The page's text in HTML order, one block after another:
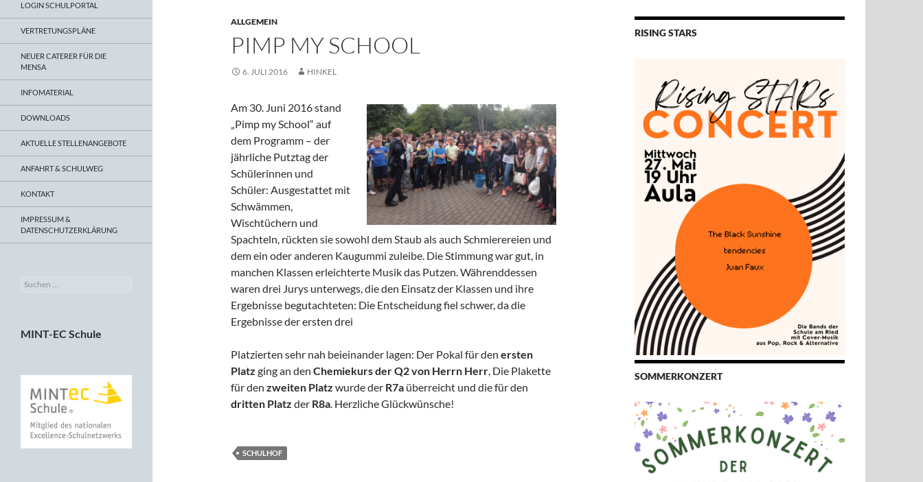
ALLGEMEIN
PIMP MY SCHOOL
6. JULI 2016 HINKEL
Am 30. Juni 2016 stand
„Pimp my School“ auf
dem Programm – der
jährliche Putztag der
Schülerinnen und
Schüler: Ausgestattet mit
Schwämmen,
Wischtüchern und
Spachteln, rückten sie sowohl dem Staub als auch Schmierereien und
dem ein oder anderen Kaugummi zuleibe. Die Stimmung war gut, in
manchen Klassen erleichterte Musik das Putzen. Währenddessen
waren drei Jurys unterwegs, die den Einsatz der Klassen und ihre
Ergebnisse begutachteten: Die Entscheidung fiel schwer, da die
Ergebnisse der ersten drei
Platzierten sehr nah beieinander lagen: Der Pokal für den ersten
Platz ging an den Chemiekurs der Q2 von Herrn Herr, Die Plakette
für den zweiten Platz wurde der R7a überreicht und die für den
dritten Platz der R8a. Herzliche Glückwünsche!
SCHULHOF
RISING STARS
SOMMERKONZERT
LOGIN SCHULPORTAL
VERTRETUNGSPLÄNE
NEUER CATERER FÜR DIE
MENSA
INFOMATERIAL
DOWNLOADS
AKTUELLE STELLENANGEBOTE
ANFAHRT & SCHULWEG
KONTAKT
IMPRESSUM &
DATENSCHUTZERKLÄRUNG
Suchen
MINT-EC Schule